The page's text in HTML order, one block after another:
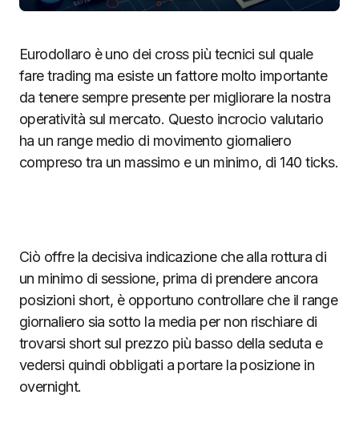
Eurodollaro è uno dei cross più tecnici sul quale
fare trading ma esiste un fattore molto importante
da tenere sempre presente per migliorare la nostra
operatività sul mercato. Questo incrocio valutario
ha un range medio di movimento giornaliero
compreso tra un massimo e un minimo, di 140 ticks.
Ciò offre la decisiva indicazione che alla rottura di
un minimo di sessione, prima di prendere ancora
posizioni short, è opportuno controllare che il range
giornaliero sia sotto la media per non rischiare di
trovarsi short sul prezzo più basso della seduta e
vedersi quindi obbligati a portare la posizione in
overnight.